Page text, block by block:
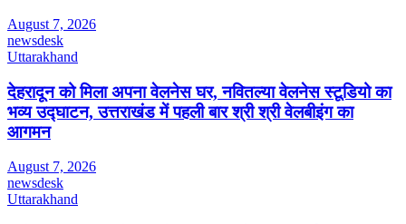
August 7, 2026
newsdesk
Uttarakhand
देहरादून को मिला अपना वेलनेस घर, नवितल्या वेलनेस स्टूडियो का
भव्य उद्घाटन, उत्तराखंड में पहली बार श्री श्री वेलबीइंग का
आगमन
August 7, 2026
newsdesk
Uttarakhand